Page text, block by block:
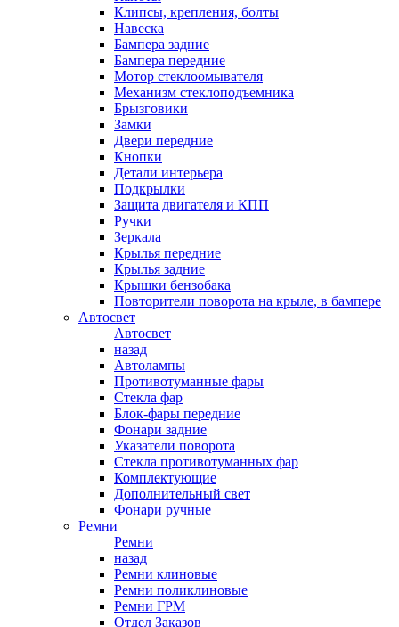
Клипсы, крепления, болты
Навеска
Бампера задние
Бампера передние
Мотор стеклоомывателя
Механизм стеклоподъемника
Брызговики
Замки
Двери передние
Кнопки
Детали интерьера
Подкрылки
Защита двигателя и КПП
Ручки
Зеркала
Крылья передние
Крылья задние
Крышки бензобака
Повторители поворота на крыле, в бампере
Автосвет
Автосвет
назад
Автолампы
Противотуманные фары
Стекла фар
Блок-фары передние
Фонари задние
Указатели поворота
Стекла противотуманных фар
Комплектующие
Дополнительный свет
Фонари ручные
Ремни
Ремни
назад
Ремни клиновые
Ремни поликлиновые
Ремни ГРМ
Отдел Заказов